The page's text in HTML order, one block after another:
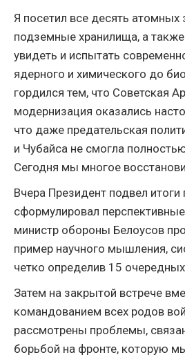
Я посетил все десять атомных
подземные хранилища, а
увидеть и испытать
ядерного и химического до
гордился тем, что Советская
модернизация оказались
что даже предательская
и Чубайса не смогла
Сегодня мы многое
Вчера Президент подвел итоги
сформулировал
министр обороны Белоусов
пример научного мышления,
четко определив 15
Затем на закрытой встрече
командованием всех родов
рассмотрены проблемы,
борьбой на фронте, которую